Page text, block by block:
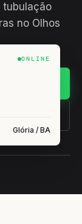
tubulação
no Olhos
ONLINE
Glória / BA